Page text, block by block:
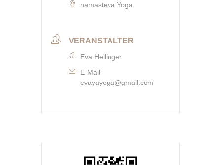
namasteva Yoga.
VERANSTALTER
Eva Hellinger
E-Mail
evayayoga@gmail.com